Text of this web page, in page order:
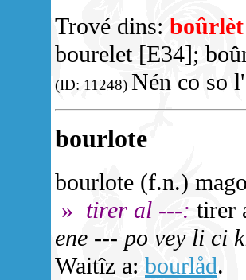
Trové dins: boûrlèt
bourelet [E34];
(ID: 11248) Nén co so
bourlote
bourlote (f.n.)
» tirer al ---: tirer
ene --- po vey li ci
Waitîz a: bourlåd.